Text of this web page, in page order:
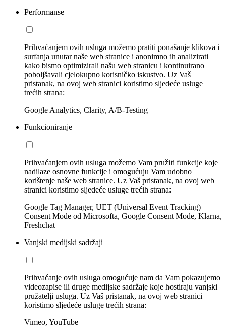
Performanse
Prihvaćanjem ovih usluga možemo pratiti ponašanje klikova i
surfanja unutar naše web stranice i anonimno ih analizirati
kako bismo optimizirali našu web stranicu i kontinuirano
poboljšavali cjelokupno korisničko iskustvo. Uz Vaš
pristanak, na ovoj web stranici koristimo sljedeće usluge
trećih strana:
Google Analytics, Clarity, A/B-Testing
Funkcioniranje
Prihvaćanjem ovih usluga možemo Vam pružiti funkcije koje
nadilaze osnovne funkcije i omogućuju Vam udobno
korištenje naše web stranice. Uz Vaš pristanak, na ovoj web
stranici koristimo sljedeće usluge trećih strana:
Google Tag Manager, UET (Universal Event Tracking)
Consent Mode od Microsofta, Google Consent Mode, Klarna,
Freshchat
Vanjski medijski sadržaji
Prihvaćanje ovih usluga omogućuje nam da Vam pokazujemo
videozapise ili druge medijske sadržaje koje hostiraju vanjski
pružatelji usluga. Uz Vaš pristanak, na ovoj web stranici
koristimo sljedeće usluge trećih strana:
Vimeo, YouTube